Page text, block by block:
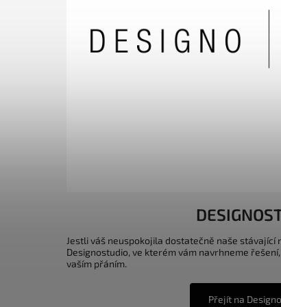
Jestli váš neuspokojila dostatečně naše stávající
Designostudio, ve kterém vám navrhneme
vaším přáním.
Přejít na